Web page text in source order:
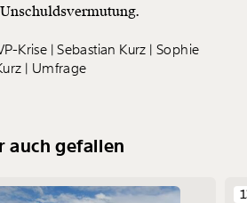
im PDF-Format, welche Du
Krise Sebastian Kurz Sophie
Umfrage
auch gefallen